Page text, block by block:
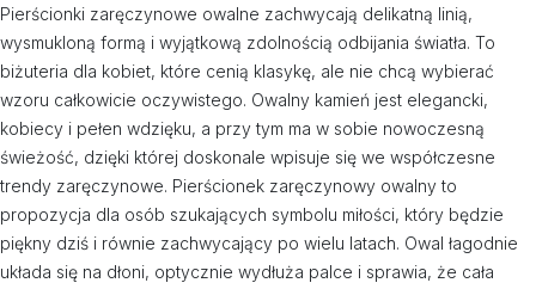
Pierścionki zaręczynowe owalne zachwycają delikatną linią,
wysmukloną formą i wyjątkową zdolnością odbijania światła. To
biżuteria dla kobiet, które cenią klasykę, ale nie chcą wybierać
wzoru całkowicie oczywistego. Owalny kamień jest elegancki,
kobiecy i pełen wdzięku, a przy tym ma w sobie nowoczesną
świeżość, dzięki której doskonale wpisuje się we współczesne
trendy zaręczynowe. Pierścionek zaręczynowy owalny to
propozycja dla osób szukających symbolu miłości, który będzie
piękny dziś i równie zachwycający po wielu latach. Owal łagodnie
układa się na dłoni, optycznie wydłuża palce i sprawia, że cała